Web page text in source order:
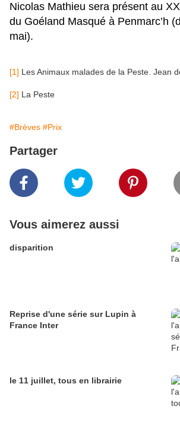
Nicolas Mathieu sera présent au
du Goéland Masqué à Penmarc’h
mai).
[1] Les Animaux malades de la Peste. Jean
[2] La Peste
#Brèves #Prix
Partager
Vous aimerez aussi
disparition
Reprise d'une série sur Lupin à
France Inter
le 11 juillet, tous en librairie